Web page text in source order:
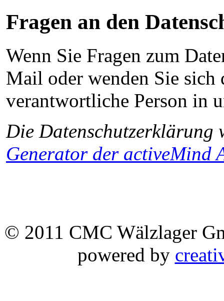
Fragen an den
Wenn Sie Fragen zum
Mail oder wenden Sie sich
verantwortliche Person in
Die Datenschutzerklärung
Generator der activeMind
© 2011 CMC Wälzlager
powered by